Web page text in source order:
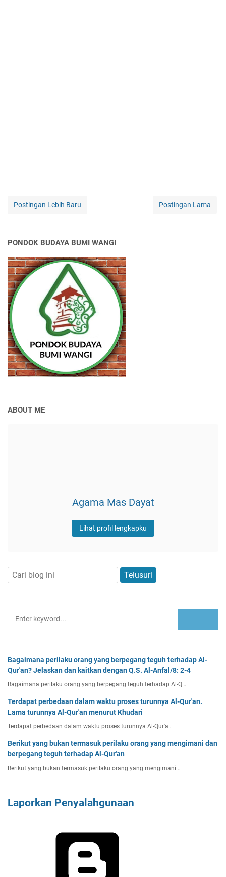
Postingan Lebih Baru Postingan Lama
PONDOK BUDAYA BUMI WANGI
ABOUT ME
Agama Mas Dayat
Lihat profil lengkapku
Bagaimana perilaku orang yang berpegang teguh terhadap Al-
Qur'an? Jelaskan dan kaitkan dengan Q.S. Al-Anfal/8: 2-4
Bagaimana perilaku orang yang berpegang teguh terhadap Al-Q…
Terdapat perbedaan dalam waktu proses turunnya Al-Qur'an.
Lama turunnya Al-Qur'an menurut Khudari
Terdapat perbedaan dalam waktu proses turunnya Al-Qur'a…
Berikut yang bukan termasuk perilaku orang yang mengimani dan
berpegang teguh terhadap Al-Qur'an
Berikut yang bukan termasuk perilaku orang yang mengimani …
Laporkan Penyalahgunaan